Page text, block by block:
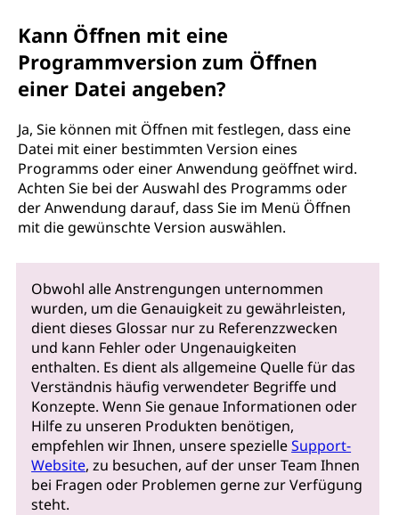
Kann Öffnen mit eine
Programmversion zum Öffnen
einer Datei angeben?
Ja, Sie können mit Öffnen mit festlegen, dass eine
Datei mit einer bestimmten Version eines
Programms oder einer Anwendung geöffnet wird.
Achten Sie bei der Auswahl des Programms oder
der Anwendung darauf, dass Sie im Menü Öffnen
mit die gewünschte Version auswählen.
Obwohl alle Anstrengungen unternommen
wurden, um die Genauigkeit zu gewährleisten,
dient dieses Glossar nur zu Referenzzwecken
und kann Fehler oder Ungenauigkeiten
enthalten. Es dient als allgemeine Quelle für das
Verständnis häufig verwendeter Begriffe und
Konzepte. Wenn Sie genaue Informationen oder
Hilfe zu unseren Produkten benötigen,
empfehlen wir Ihnen, unsere spezielleSupport-
Website, zu besuchen, auf der unser Team Ihnen
bei Fragen oder Problemen gerne zur Verfügung
steht.